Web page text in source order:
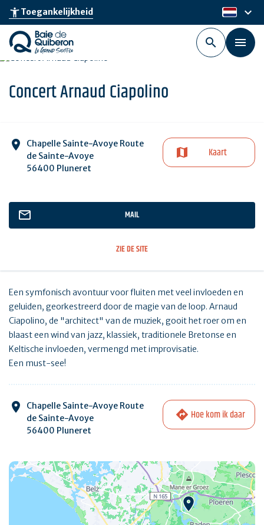
Skip
main
content
accessibility_newToegankelijkheid nl
keyboard_arrow_down
Concert Arnaud Ciapolino
Chapelle Sainte-Avoye Route
de Sainte-Avoye
56400 Pluneret
Kaart
MAIL
ZIE DE SITE
Een symfonisch avontuur voor fluiten met veel invloeden en
geluiden, georkestreerd door de magie van de loop. Arnaud
Ciapolino, de "architect" van de muziek, gooit het roer om en
blaast een wind van jazz, klassiek, traditionele Bretonse en
Keltische invloeden, vermengd met improvisatie.
Een must-see!
Chapelle Sainte-Avoye Route
de Sainte-Avoye
56400 Pluneret
Hoe kom ik daar